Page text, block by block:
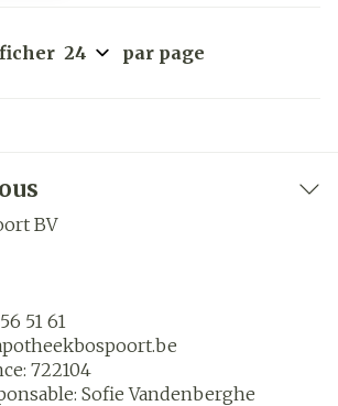
par page
BV
51 61
722104
Sofie Vandenberghe